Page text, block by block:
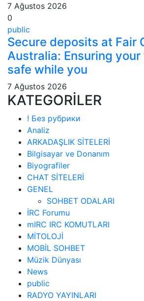
7 Ağustos 2026
0
public
Secure deposits at Fair
Australia: Ensuring
safe while you
7 Ağustos 2026
KATEGORİLER
! Без рубрики
Analiz
ARKADAŞLIK SİTELERİ
Bilgisayar ve Donanım
Biyografiler
CHAT SİTELERİ
GENEL
SOHBET ODALARI
İRC Forumu
mIRC IRC KOMUTLARI
MİTOLOJİ
MOBİL SOHBET
Müzik Dünyası
News
public
RADYO YAYINLARI